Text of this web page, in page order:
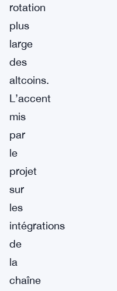
rotation
plus
large
des
altcoins.
L’accent
mis
par
le
projet
sur
les
intégrations
de
la
chaîne